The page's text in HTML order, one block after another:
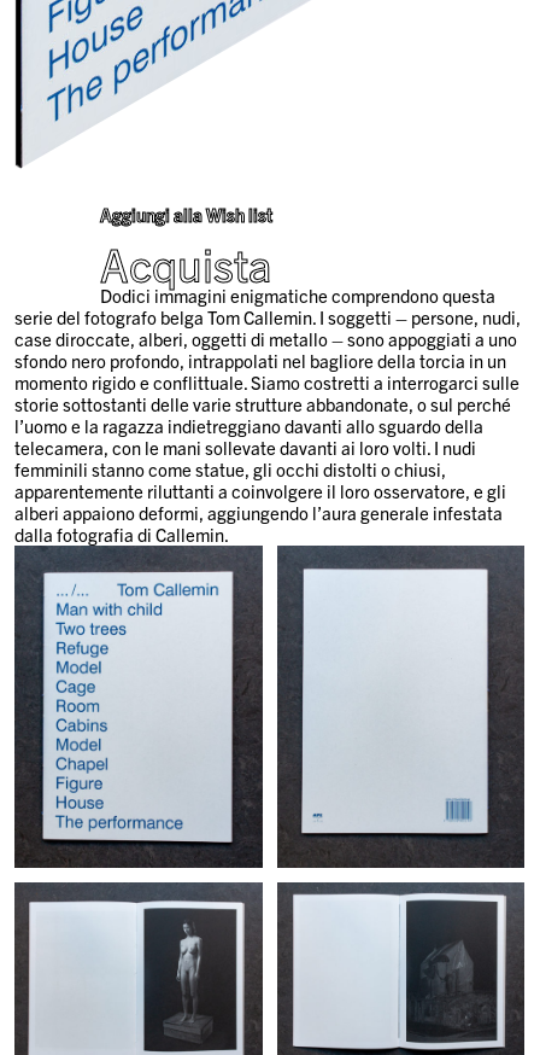
Aggiungi alla Wish list
Acquista
Dodici immagini enigmatiche comprendono questa
serie del fotografo belga Tom Callemin. I soggetti – persone, nudi,
case diroccate, alberi, oggetti di metallo – sono appoggiati a uno
sfondo nero profondo, intrappolati nel bagliore della torcia in un
momento rigido e conflittuale. Siamo costretti a interrogarci sulle
storie sottostanti delle varie strutture abbandonate, o sul perché
l’uomo e la ragazza indietreggiano davanti allo sguardo della
telecamera, con le mani sollevate davanti ai loro volti. I nudi
femminili stanno come statue, gli occhi distolti o chiusi,
apparentemente riluttanti a coinvolgere il loro osservatore, e gli
alberi appaiono deformi, aggiungendo l’aura generale infestata
dalla fotografia di Callemin.